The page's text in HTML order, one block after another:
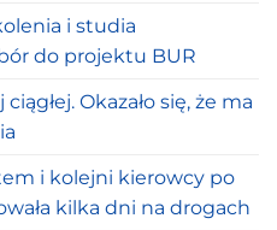
i studia
do projektu BUR
Okazało się, że ma
i kolejni kierowcy po
kilka dni na drogach